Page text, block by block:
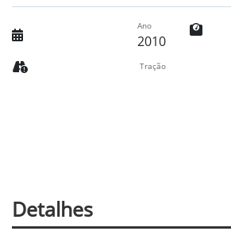
Ano
2010
Tração
Detalhes